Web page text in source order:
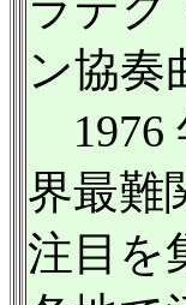
ン協奏
1976
界最難
注目を